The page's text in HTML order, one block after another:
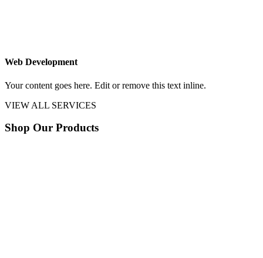
Web Development
Your content goes here. Edit or remove this text inline.
VIEW ALL SERVICES
Shop Our Products